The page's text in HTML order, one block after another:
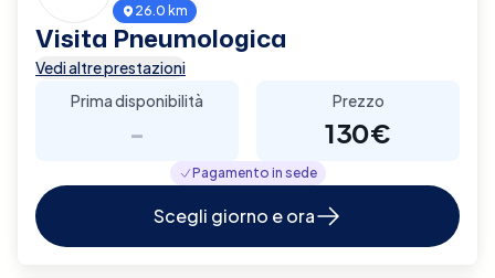
26.0 km
Visita Pneumologica
Vedi altre prestazioni
Prima disponibilità
-
Prezzo
130€
Pagamento in sede
Scegli giorno e ora